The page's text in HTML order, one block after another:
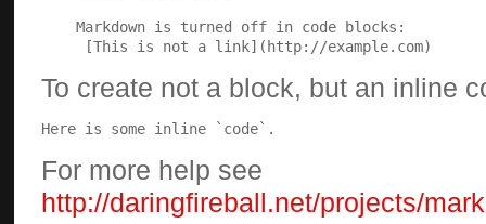
To create not a block, but an inline
Here is some inline `code`.
For more help see
http://daringfireball.net/projects/